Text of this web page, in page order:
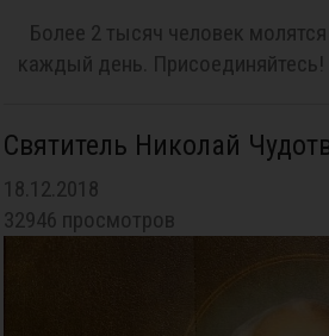
Более 2 тысяч человек
каждый день.
Святитель Николай
18.12.2018
32946 просмотров